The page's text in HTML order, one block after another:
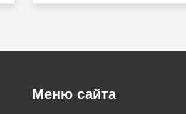
Меню сайта